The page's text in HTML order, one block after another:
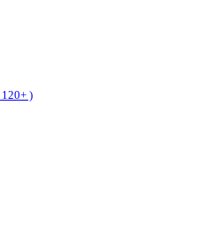
120+ )